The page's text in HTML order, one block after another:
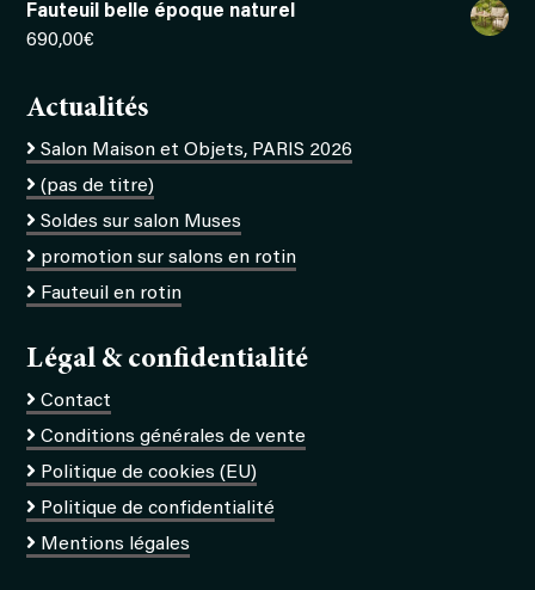
Fauteuil belle époque naturel
690,00€
Actualités
Salon Maison et Objets, PARIS 2026
(pas de titre)
Soldes sur salon Muses
promotion sur salons en rotin
Fauteuil en rotin
Légal & confidentialité
Contact
Conditions générales de vente
Politique de cookies (EU)
Politique de confidentialité
Mentions légales